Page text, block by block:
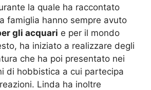
la quale ha raccontato
famiglia hanno sempre avuto
gli acquari e per il mondo
ha iniziato a realizzare degli
che ha poi presentato nei
di hobbistica a cui partecipa
Linda ha inoltre